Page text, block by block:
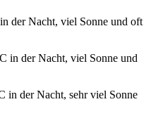
der Nacht, viel Sonne und oft
in der Nacht, viel Sonne und
in der Nacht, sehr viel Sonne